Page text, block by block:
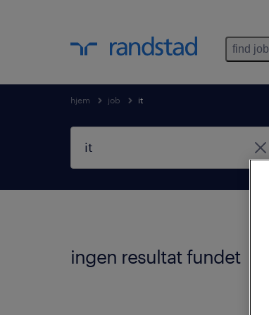
find job
hjem job it
ingen resultat fundet